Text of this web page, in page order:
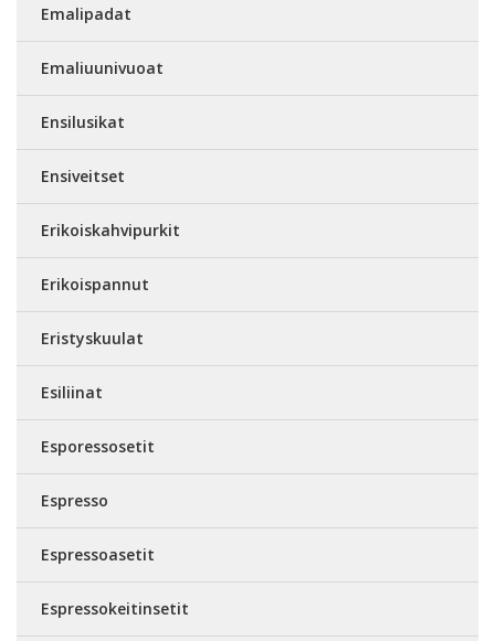
Emalipadat
Emaliuunivuoat
Ensilusikat
Ensiveitset
Erikoiskahvipurkit
Erikoispannut
Eristyskuulat
Esiliinat
Esporessosetit
Espresso
Espressoasetit
Espressokeitinsetit